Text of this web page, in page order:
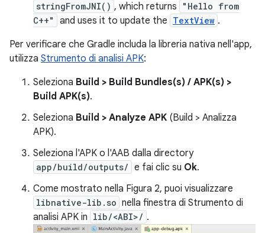
stringFromJNI() , which returns
"Hello from
C++"
and uses it to update the TextView .
Per verificare che Gradle includa la libreria nativa nell'app,
utilizza Strumento di analisi APK:
Seleziona Build > Build Bundles(s) / APK(s) >
Build APK(s).
Seleziona Build > Analyze APK (Build > Analizza
APK).
Seleziona l'APK o l'AAB dalla directory
app/build/outputs/ e fai clic su Ok.
Come mostrato nella Figura 2, puoi visualizzare
libnative-lib.so nella finestra di Strumento di
analisi APK in lib/<ABI>/ .